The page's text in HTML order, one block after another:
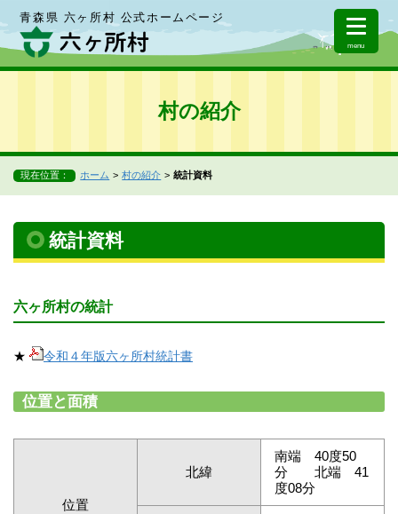
青森県 六ヶ所村 公式ホームページ
menu
村の紹介
現在位置： ホーム 村の紹介 統計資料
統計資料
六ヶ所村の統計
★ 令和４年版六ヶ所村統計書
位置と面積
位置
北緯
南端 40度50
分 北端 41
度08分